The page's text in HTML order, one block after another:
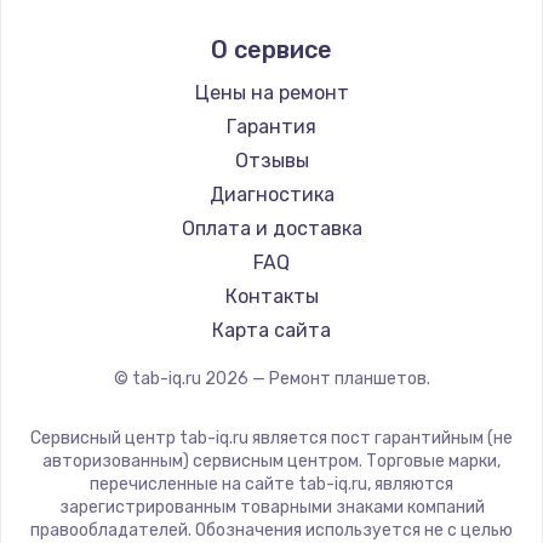
1330 руб.
Заказать
Замена видеокарты
2100 руб.
Заказать
Заказать
Замена материнской платы
Microsoft
BlackView
Amazon
Aquarius
Philips
Dell
HP
Getac
ZTE
CHUWI
О сервисе
Цены на ремонт
Гарантия
Отзывы
Диагностика
Оплата и доставка
FAQ
Контакты
Карта сайта
© tab-iq.ru 2026 — Ремонт планшетов.
Сервисный центр tab-iq.ru является пост гарантийным (не
авторизованным) сервисным центром. Торговые марки,
перечисленные на сайте tab-iq.ru, являются
зарегистрированным товарными знаками компаний
правообладателей. Обозначения используется не с целью